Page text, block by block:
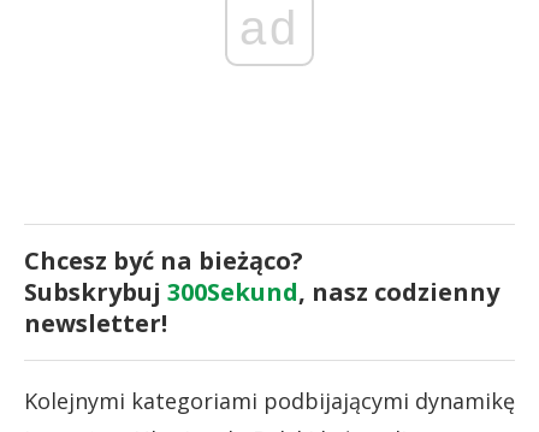
ad
Chcesz być na bieżąco?
Subskrybuj 300Sekund, nasz codzienny
newsletter!
Kolejnymi kategoriami podbijającymi dynamikę